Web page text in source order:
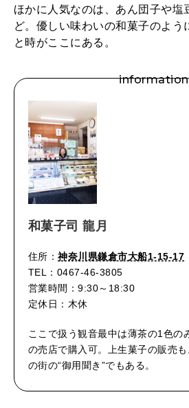
ほかに人気なのは、あん団子や塩
ど。優しい味わいの和菓子のよう
と時がここにある。
information
和菓子司 龍月
住所：神奈川県鎌倉市大船1-15-17
TEL：0467-46-3805
営業時間：9:30～18:30
定休日：木休
ここで扱う観音最中は薄茶の1色の
の売店で購入可。上生菓子の販売
の街の“御用聞き”でもある。